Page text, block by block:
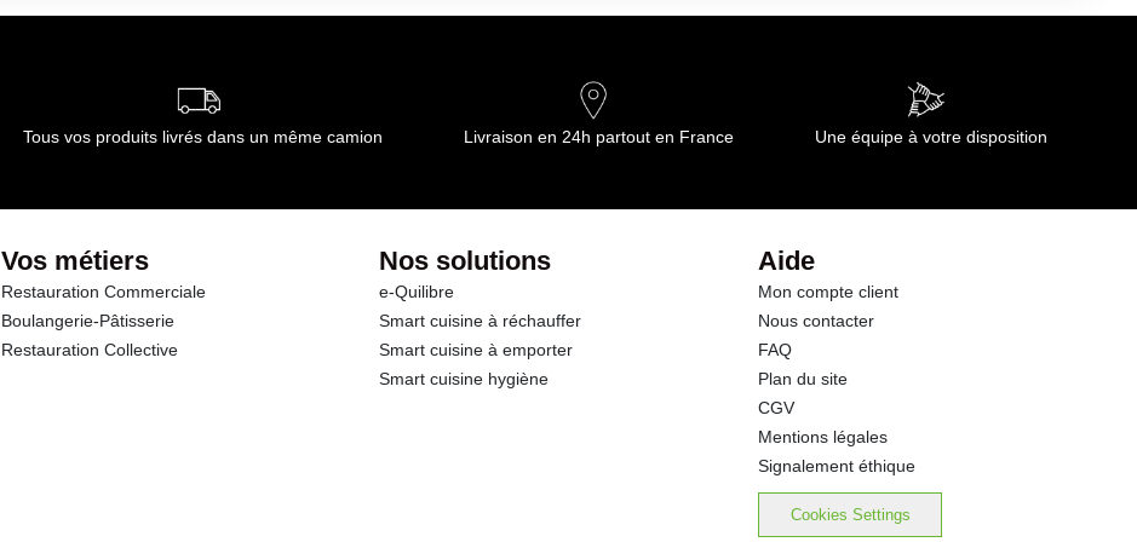
Tous vos produits livrés dans un même camion Livraison en 24h partout en France Une équipe à votre disposition
Vos métiers
Restauration Commerciale
Boulangerie-Pâtisserie
Restauration Collective
Nos solutions
e-Quilibre
Smart cuisine à réchauffer
Smart cuisine à emporter
Smart cuisine hygiène
Aide
Mon compte client
Nous contacter
FAQ
Plan du site
CGV
Mentions légales
Signalement éthique
Cookies Settings